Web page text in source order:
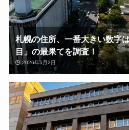
札幌の住所、一番大きい数字
目」の最果てを調査！
2026年5月2日